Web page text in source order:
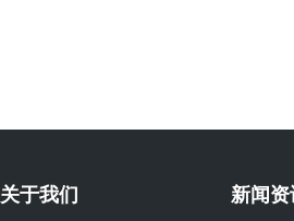
关于我们 新闻资